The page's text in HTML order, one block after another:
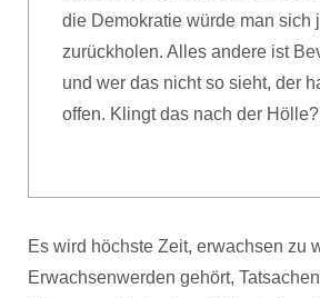
die Demokratie würde man sich
zurückholen. Alles andere ist
und wer das nicht so sieht, der
offen. Klingt das nach der
Es wird höchste Zeit, erwachsen zu
Erwachsenwerden gehört,